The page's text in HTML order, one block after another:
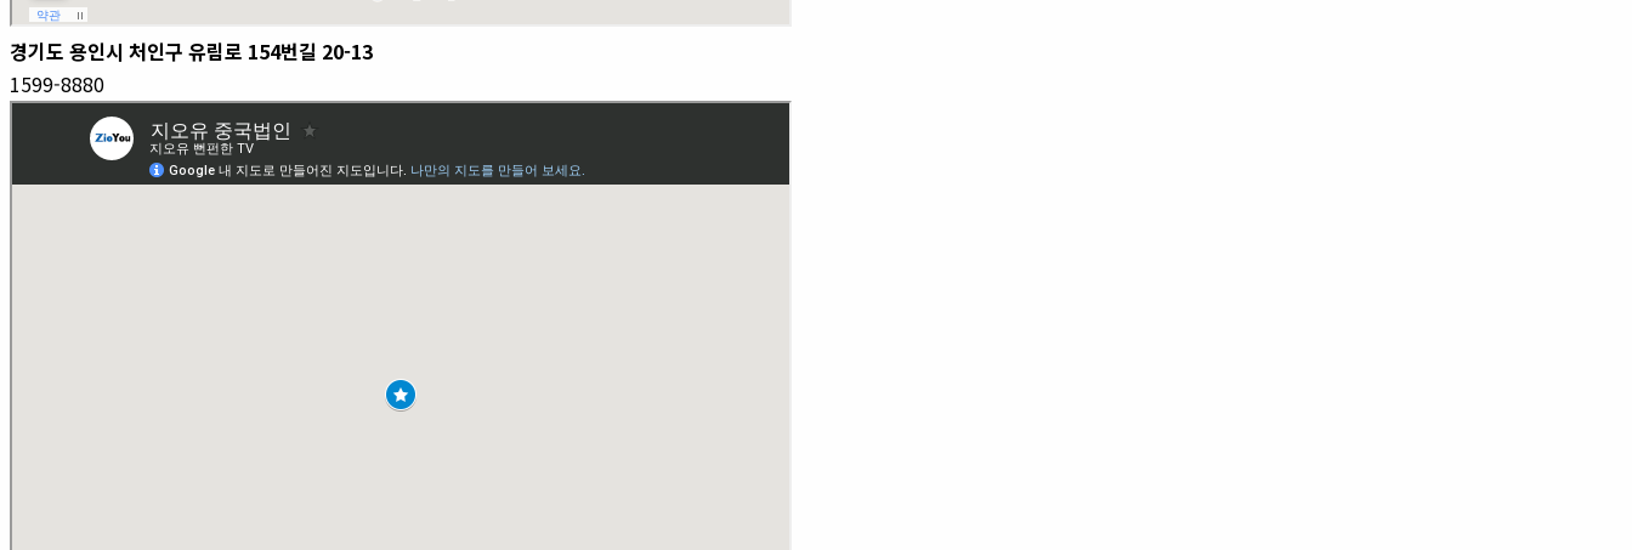
경기도 용인시 처인구 유림로 154번길 20-13
1599-8880